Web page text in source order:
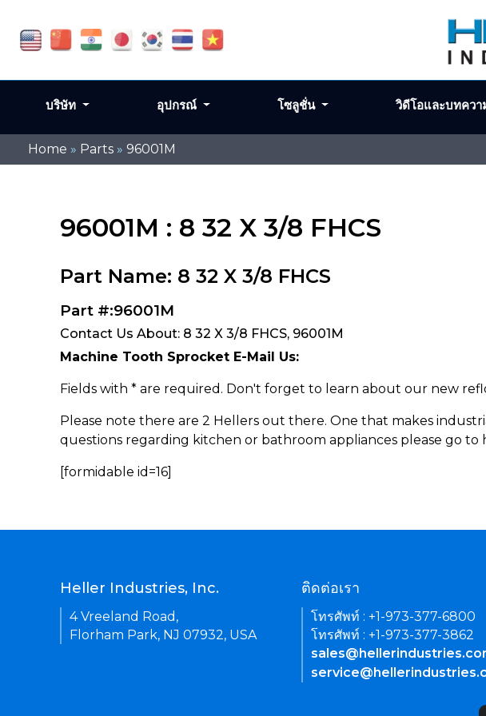
Home » Parts » 96001M
96001M : 8 32 X 3/8 FHCS
Part Name: 8 32 X 3/8 FHCS
Part #:96001M
Contact Us About: 8 32 X 3/8 FHCS, 96001M
Machine Tooth Sprocket E-Mail Us:
Fields with * are required. Don't forget to learn about our new
Please note there are 2 Hellers out there. One that makes
questions regarding kitchen or bathroom appliances please go to
[formidable id=16]
บริษัท อุปกรณ์ โซลูชั่น วิดีโอและบทควา
Heller Industries, Inc.
4 Vreeland Road,
Florham Park, NJ 07932, USA
ติดต่อเรา
โทรศัพท์ : +1-973-377-6800
โทรศัพท์ : +1-973-377-3862